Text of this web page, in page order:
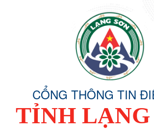
CỔNG THÔNG TIN
TỈNH LẠNG